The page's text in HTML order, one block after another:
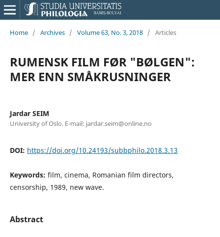
Home / Archives / Volume 63, No. 3, 2018 / Articles
RUMENSK FILM FØR "BØLGEN":
MER ENN SMÅKRUSNINGER
Jardar SEIM
University of Oslo. E-mail: jardar.seim@online.no
DOI: https://doi.org/10.24193/subbphilo.2018.3.13
Keywords: film, cinema, Romanian film directors,
censorship, 1989, new wave.
Abstract